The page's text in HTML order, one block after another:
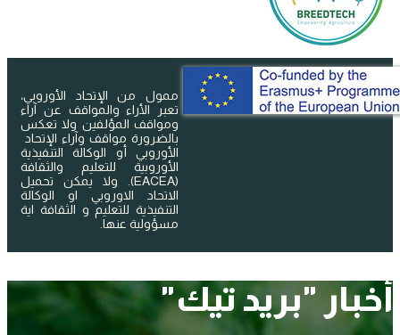
ممول من الإتحاد الأوروبي،
تعبر الأراء والمواقف عن آراء
ومواقف المؤلفين ولا تعكس
بالضرورة مواقف وآراء الإتحاد
الأوروبي أو الوكالة التنفيذية
الأوروبية للتعليم والثقافة
(EACEA). ولا يمكن تحميل
الاتحاد الاوروبي او الوكالة
التنفيذية للتعليم و الثقافة اية
مسؤولية عنها.
أخبار "بريد تيك"